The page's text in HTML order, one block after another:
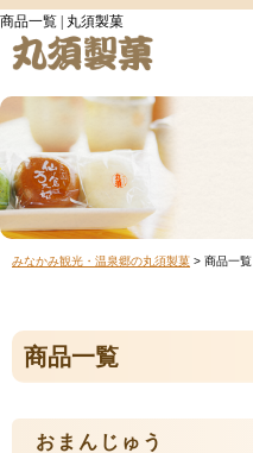
商品一覧 | 丸須製菓
みなかみ観光・温泉郷の丸須製菓 > 商品一覧
商品一覧
おまんじゅう